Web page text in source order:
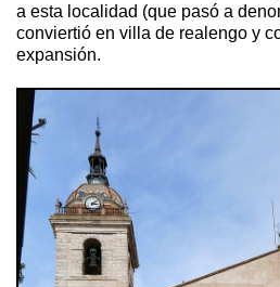
a esta localidad (que pasó a
conviertió en villa de realengo y
expansión.